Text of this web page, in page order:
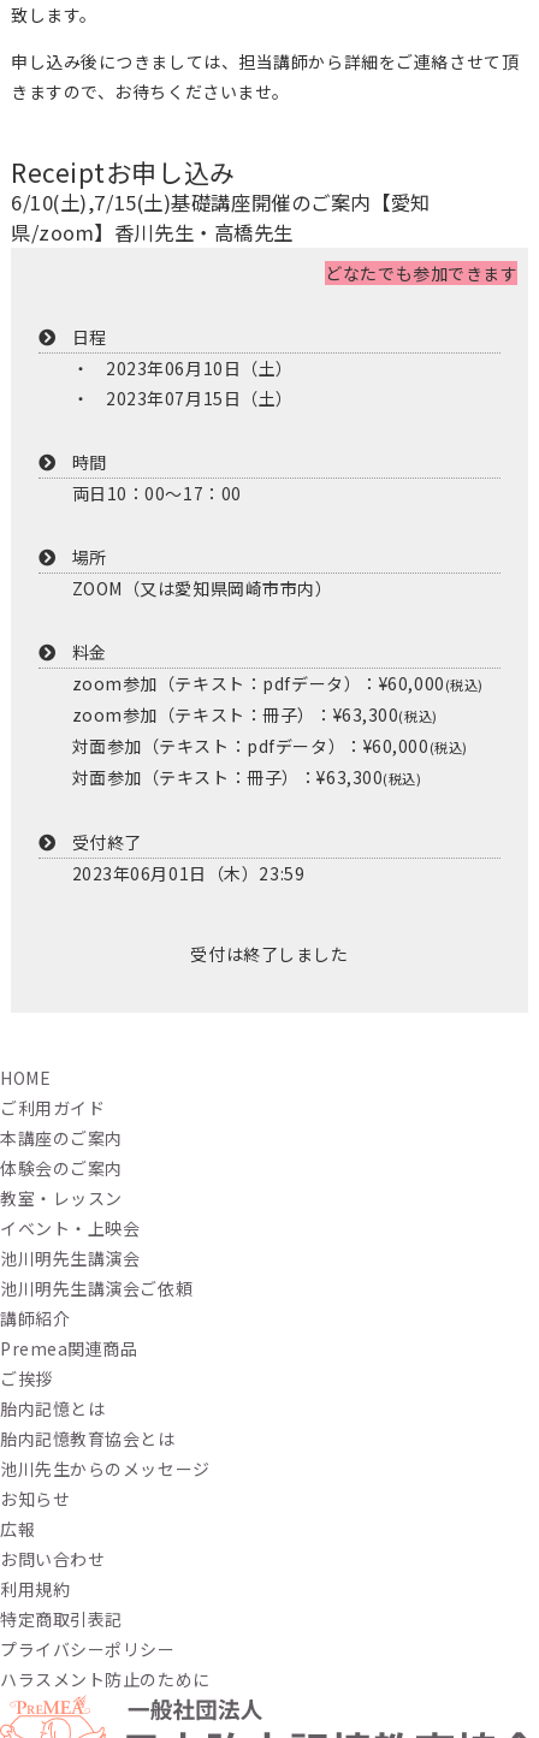
致します。
申し込み後につきましては、担当講師から詳細をご連絡させて頂
きますので、お待ちくださいませ。
Receiptお申し込み
6/10(土),7/15(土)基礎講座開催のご案内【愛知
県/zoom】香川先生・高橋先生
どなたでも参加できます
日程
2023年06月10日（土）
2023年07月15日（土）
時間
両日10：00～17：00
場所
ZOOM（又は愛知県岡崎市市内）
料金
zoom参加（テキスト：pdfデータ）：¥60,000(税込)
zoom参加（テキスト：冊子）：¥63,300(税込)
対面参加（テキスト：pdfデータ）：¥60,000(税込)
対面参加（テキスト：冊子）：¥63,300(税込)
受付終了
2023年06月01日（木）23:59
受付は終了しました
HOME
ご利用ガイド
本講座のご案内
体験会のご案内
教室・レッスン
イベント・上映会
池川明先生講演会
池川明先生講演会ご依頼
講師紹介
Premea関連商品
ご挨拶
胎内記憶とは
胎内記憶教育協会とは
池川先生からのメッセージ
お知らせ
広報
お問い合わせ
利用規約
特定商取引表記
プライバシーポリシー
ハラスメント防止のために